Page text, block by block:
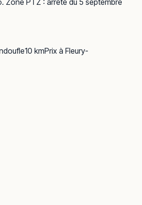
. Zone PTZ : arrêté du 5 septembre
10 kmPrix à Fleury-